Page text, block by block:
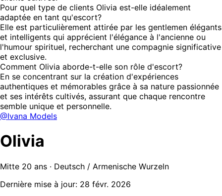
Pour quel type de clients Olivia est-elle idéalement
adaptée en tant qu'escort?
Elle est particulièrement attirée par les gentlemen élégants
et intelligents qui apprécient l'élégance à l'ancienne ou
l'humour spirituel, recherchant une compagnie significative
et exclusive.
Comment Olivia aborde-t-elle son rôle d'escort?
En se concentrant sur la création d'expériences
authentiques et mémorables grâce à sa nature passionnée
et ses intérêts cultivés, assurant que chaque rencontre
semble unique et personnelle.
@Ivana Models
Olivia
Mitte 20 ans · Deutsch / Armenische Wurzeln
Dernière mise à jour: 28 févr. 2026